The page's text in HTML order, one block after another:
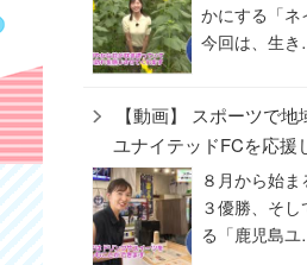
かにする「ネ
今回は、生
【動画】 スポーツで
ユナイテッドFCを応援
８月から始
３優勝、そ
る「鹿児島